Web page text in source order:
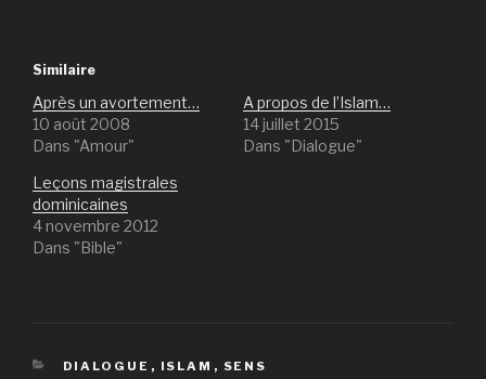
Similaire
Après un avortement…
10 août 2008
Dans "Amour"
A propos de l’Islam…
14 juillet 2015
Dans "Dialogue"
Leçons magistrales
dominicaines
4 novembre 2012
Dans "Bible"
CATÉGORIES
DIALOGUE , ISLAM , SENS